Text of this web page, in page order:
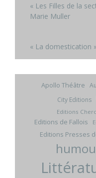
« Les Filles de la
Marie Muller
« La domestication
Apollo Théâtre
City Editions
Editions
Editions de Fallois
Editions Presses